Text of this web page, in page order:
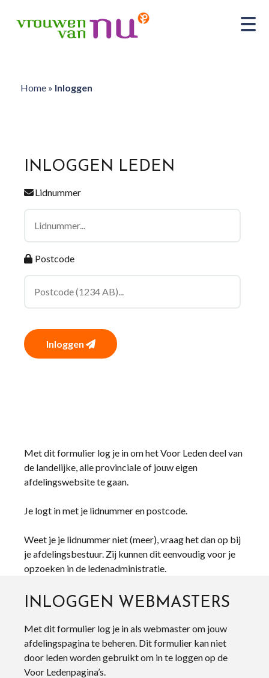
Home» Inloggen
INLOGGEN LEDEN
Lidnummer
Postcode
Inloggen
Met dit formulier log je in om het Voor Leden deel van
de landelijke, alle provinciale of jouw eigen
afdelingswebsite te gaan.
Je logt in met je lidnummer en postcode.
Weet je je lidnummer niet (meer), vraag het dan op bij
je afdelingsbestuur. Zij kunnen dit eenvoudig voor je
opzoeken in de ledenadministratie.
INLOGGEN WEBMASTERS
Met dit formulier log je in als webmaster om jouw
afdelingspagina te beheren. Dit formulier kan niet
door leden worden gebruikt om in te loggen op de
Voor Ledenpagina’s.